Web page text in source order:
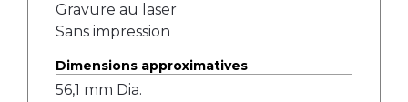
Gravure au laser
Sans impression
Dimensions approximatives
56,1 mm Dia.